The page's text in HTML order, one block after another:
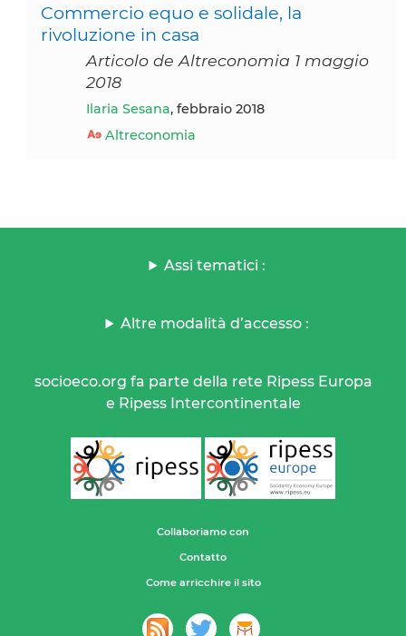
Commercio equo e solidale, la
rivoluzione in casa
Articolo de Altreconomia 1 maggio
2018
Ilaria Sesana, febbraio 2018
Altreconomia
Assi tematici :
Altre modalità d’accesso :
socioeco.org fa parte della rete Ripess Europa
e Ripess Intercontinentale
Collaboriamo con
Contatto
Come arricchire il sito